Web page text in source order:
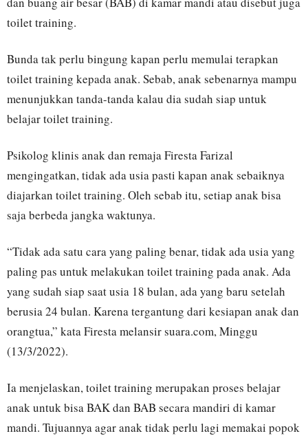
toilet training.
Bunda tak perlu bingung kapan perlu memulai terapkan
toilet training kepada anak. Sebab, anak sebenarnya mampu
menunjukkan tanda-tanda kalau dia sudah siap untuk
belajar toilet training.
Psikolog klinis anak dan remaja Firesta Farizal
mengingatkan, tidak ada usia pasti kapan anak sebaiknya
diajarkan toilet training. Oleh sebab itu, setiap anak bisa
saja berbeda jangka waktunya.
“Tidak ada satu cara yang paling benar, tidak ada usia yang
paling pas untuk melakukan toilet training pada anak. Ada
yang sudah siap saat usia 18 bulan, ada yang baru setelah
berusia 24 bulan. Karena tergantung dari kesiapan anak dan
orangtua,” kata Firesta melansir suara.com, Minggu
(13/3/2022).
Ia menjelaskan, toilet training merupakan proses belajar
anak untuk bisa BAK dan BAB secara mandiri di kamar
mandi. Tujuannya agar anak tidak perlu lagi memakai popok